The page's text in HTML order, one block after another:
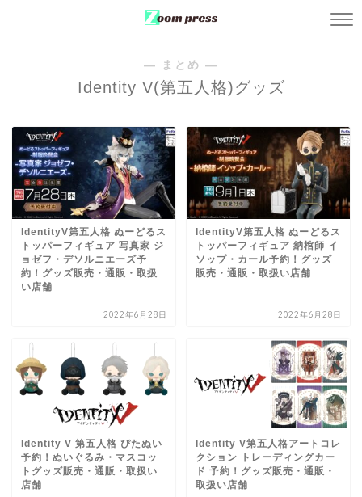
― まとめ ―
Identity V(第五人格)グッズ
IdentityV第五人格 ぬーどるス
トッパーフィギュア 写真家 ジ
ョゼフ・デソルニエーズ予
約！グッズ販売・通販・取扱
い店舗
2022年6月28日
IdentityV第五人格 ぬーどるス
トッパーフィギュア 納棺師 イ
ソップ・カール予約！グッズ
販売・通販・取扱い店舗
2022年6月28日
Identity V 第五人格 ぴたぬい
予約！ぬいぐるみ・マスコッ
トグッズ販売・通販・取扱い
店舗
Identity V第五人格アートコレ
クション トレーディングカー
ド 予約！グッズ販売・通販・
取扱い店舗